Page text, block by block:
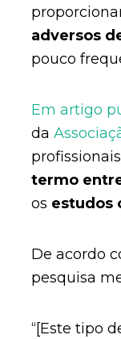
adversos
pouco
Em artigo
da
termo
os estudos
De acordo
pesquisa
“[Este tipo